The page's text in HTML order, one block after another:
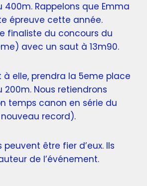
Rappelons que Emma
épreuve cette année.
finaliste du concours du
avec un saut à 13m90.
à elle, prendra la 5eme place
Nous retiendrons
temps canon en série du
nouveau record).
être fier d’eux. Ils
de l’événement.